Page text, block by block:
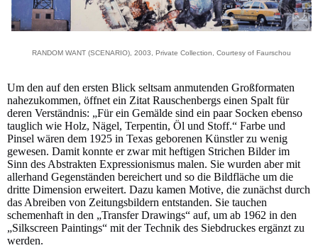
RANDOM WANT (SCENARIO), 2003, Private Collection, Courtesy of Faurschou
Um den auf den ersten Blick seltsam anmutenden Großformaten
nahezukommen, öffnet ein Zitat Rauschenbergs einen Spalt für
deren Verständnis: „Für ein Gemälde sind ein paar Socken ebenso
tauglich wie Holz, Nägel, Terpentin, Öl und Stoff.“ Farbe und
Pinsel wären dem 1925 in Texas geborenen Künstler zu wenig
gewesen. Damit konnte er zwar mit heftigen Strichen Bilder im
Sinn des Abstrakten Expressionismus malen. Sie wurden aber mit
allerhand Gegenständen bereichert und so die Bildfläche um die
dritte Dimension erweitert. Dazu kamen Motive, die zunächst durch
das Abreiben von Zeitungsbildern entstanden. Sie tauchen
schemenhaft in den „Transfer Drawings“ auf, um ab 1962 in den
„Silkscreen Paintings“ mit der Technik des Siebdruckes ergänzt zu
werden.